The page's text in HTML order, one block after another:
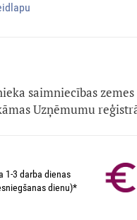
saimniecības
Uzņēmumu
1-3 darba dienas
dienu)*